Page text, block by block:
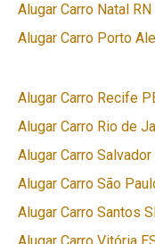
Alugar Carro Natal RN
Alugar Carro Porto
Alugar Carro Recife
Alugar Carro Rio de
Alugar Carro Salvador
Alugar Carro São
Alugar Carro Santos
Alugar Carro Vitória